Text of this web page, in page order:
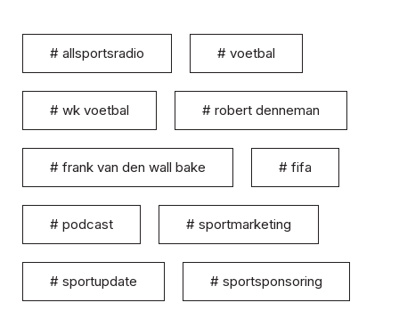
# allsportsradio # voetbal
# wk voetbal # robert denneman
# frank van den wall bake # fifa
# podcast # sportmarketing
# sportupdate # sportsponsoring